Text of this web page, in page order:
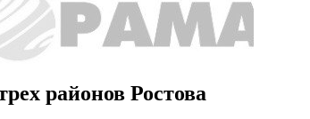
районов Ростова